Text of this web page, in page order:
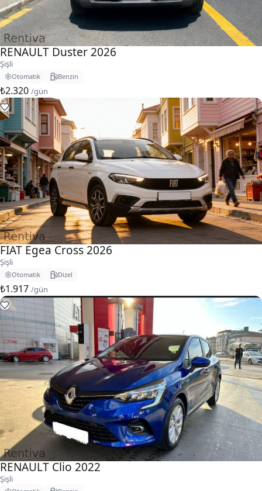
RENAULT Duster 2026
Şişli
Otomatik Benzin
₺2.320 /gün
FIAT Egea Cross 2026
Şişli
Otomatik Dizel
₺1.917 /gün
RENAULT Clio 2022
Şişli